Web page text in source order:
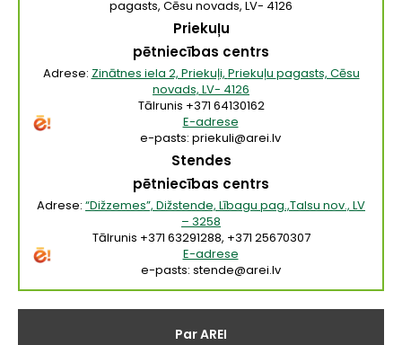
pagasts, Cēsu novads, LV- 4126
Priekuļu
pētniecības centrs
Adrese: Zinātnes iela 2, Priekuļi, Priekuļu pagasts, Cēsu
novads, LV- 4126
Tālrunis +371 64130162
E-adrese
e-pasts: priekuli@arei.lv
Stendes
pētniecības centrs
Adrese: “Dižzemes”, Dižstende, Lībagu pag.,Talsu nov., LV
– 3258
Tālrunis +371 63291288, +371 25670307
E-adrese
e-pasts: stende@arei.lv
Par AREI